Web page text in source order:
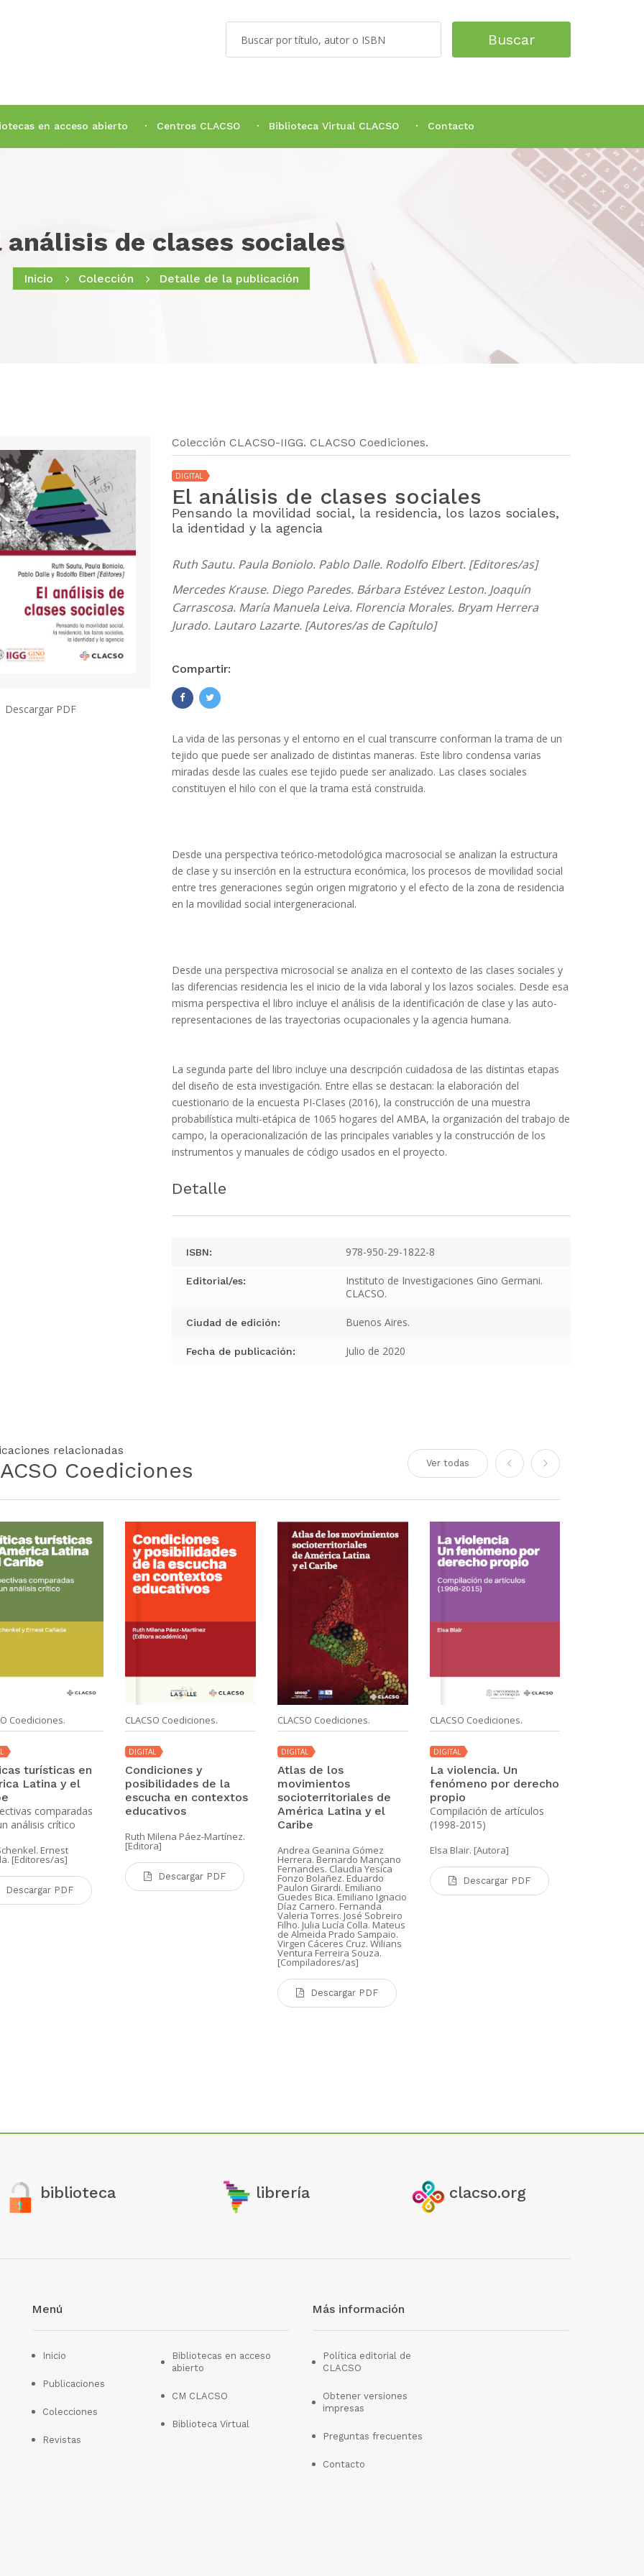
Buscar
en acceso abierto Centros CLACSO Biblioteca Virtual CLACSO Contacto
análisis de clases sociales
Inicio Colección Detalle de la publicación
Descargar PDF
Colección CLACSO-IIGG. CLACSO Coediciones.
DIGITAL
El análisis de clases sociales
Pensando la movilidad social, la residencia, los lazos sociales,
la identidad y la agencia
Ruth Sautu. Paula Boniolo. Pablo Dalle. Rodolfo Elbert. [Editores/as]
Mercedes Krause. Diego Paredes. Bárbara Estévez Leston. Joaquín
Carrascosa. María Manuela Leiva. Florencia Morales. Bryam Herrera
Jurado. Lautaro Lazarte. [Autores/as de Capítulo]
Compartir:
La vida de las personas y el entorno en el cual transcurre conforman la trama de un
tejido que puede ser analizado de distintas maneras. Este libro condensa varias
miradas desde las cuales ese tejido puede ser analizado. Las clases sociales
constituyen el hilo con el que la trama está construida.
Desde una perspectiva teórico-metodológica macrosocial se analizan la estructura
de clase y su inserción en la estructura económica, los procesos de movilidad social
entre tres generaciones según origen migratorio y el efecto de la zona de residencia
en la movilidad social intergeneracional.
Desde una perspectiva microsocial se analiza en el contexto de las clases sociales y
las diferencias residencia les el inicio de la vida laboral y los lazos sociales. Desde esa
misma perspectiva el libro incluye el análisis de la identificación de clase y las auto-
representaciones de las trayectorias ocupacionales y la agencia humana.
La segunda parte del libro incluye una descripción cuidadosa de las distintas etapas
del diseño de esta investigación. Entre ellas se destacan: la elaboración del
cuestionario de la encuesta PI-Clases (2016), la construcción de una muestra
probabilística multi-etápica de 1065 hogares del AMBA, la organización del trabajo de
campo, la operacionalización de las principales variables y la construcción de los
instrumentos y manuales de código usados en el proyecto.
Detalle
ISBN: 978-950-29-1822-8
Editorial/es:
Instituto de Investigaciones Gino Germani.
CLACSO.
Ciudad de edición: Buenos Aires.
Fecha de publicación: Julio de 2020
relacionadas
Coediciones Ver todas
Coediciones.
turísticas en
Latina y el
comparadas
análisis crítico
Ernest
[Editores/as]
Descargar PDF
CLACSO Coediciones.
DIGITAL
Condiciones y
posibilidades de la
escucha en contextos
educativos
Ruth Milena Páez-Martínez.
[Editora]
Descargar PDF
CLACSO Coediciones.
DIGITAL
Atlas de los
movimientos
socioterritoriales de
América Latina y el
Caribe
Andrea Geanina Gómez
Herrera. Bernardo Mançano
Fernandes. Claudia Yesica
Fonzo Bolañez. Eduardo
Paulon Girardi. Emiliano
Guedes Bica. Emiliano Ignacio
Díaz Carnero. Fernanda
Valeria Torres. José Sobreiro
Filho. Julia Lucía Colla. Mateus
de Almeida Prado Sampaio.
Virgen Cáceres Cruz. Wilians
Ventura Ferreira Souza.
[Compiladores/as]
Descargar PDF
CLACSO Coediciones.
DIGITAL
La violencia. Un
fenómeno por derecho
propio
Compilación de artículos
(1998-2015)
Elsa Blair. [Autora]
Descargar PDF
biblioteca librería clacso.org
Menú
Inicio
Publicaciones
Colecciones
Revistas
Bibliotecas en acceso
abierto
CM CLACSO
Biblioteca Virtual
Más información
Política editorial de
CLACSO
Obtener versiones
impresas
Preguntas frecuentes
Contacto